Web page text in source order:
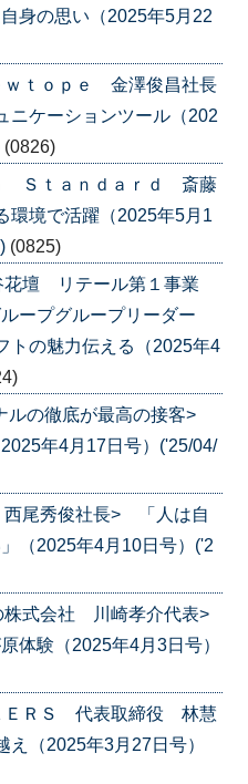
身の思い（2025年5月22
ｗｔｏｐｅ 金澤俊昌社長
ケーションツール（202
(0826)
Ｓｔａｎｄａｒｄ 斎藤
境で活躍（2025年5月1
(0825)
花壇 リテール第１事業
ープグループリーダー
の魅力伝える（2025年4
ルの徹底が最高の接客>
年4月17日号）('25/04/
尾秀俊社長> 「人は自
（2025年4月10日号）('2
株式会社 川崎孝介代表>
体験（2025年4月3日号）
ＥＲＳ 代表取締役 林慧
（2025年3月27日号）